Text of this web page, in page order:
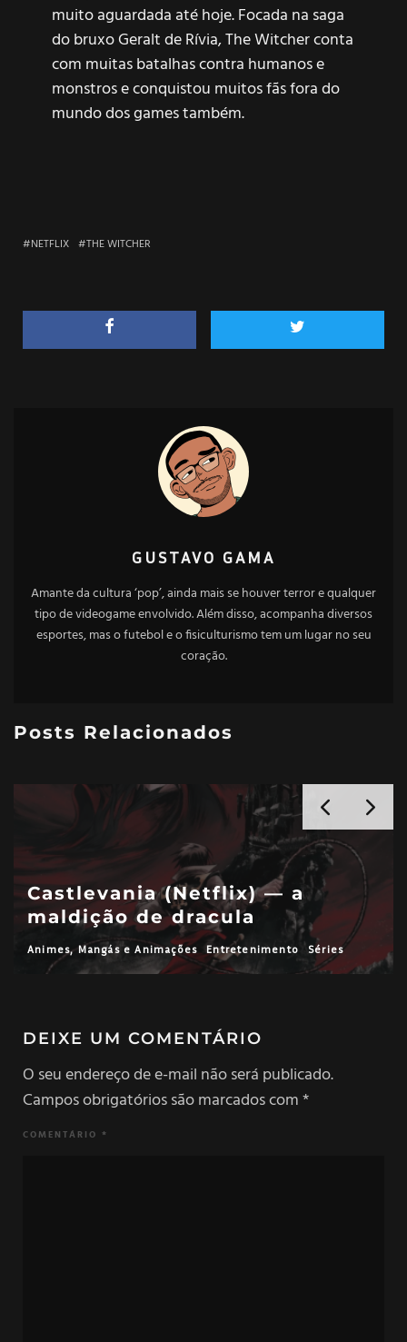
muito aguardada até hoje. Focada na saga
do bruxo Geralt de Rívia, The Witcher conta
com muitas batalhas contra humanos e
monstros e conquistou muitos fãs fora do
mundo dos games também.
NETFLIX THE WITCHER
GUSTAVO GAMA
Amante da cultura ‘pop’, ainda mais se houver terror e qualquer
tipo de videogame envolvido. Além disso, acompanha diversos
esportes, mas o futebol e o fisiculturismo tem um lugar no seu
coração.
Posts Relacionados
Love, Death & Robots: Os
episódios mais marcantes da
antologia
Análises Animes, Mangás e Animações Entretenimento
DEIXE UM COMENTÁRIO
O seu endereço de e-mail não será publicado.
Campos obrigatórios são marcados com*
COMENTÁRIO *